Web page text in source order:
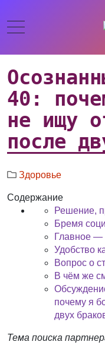
40:
не ищу
после
Здоровье
Содержание
Решение,
Бремя
Главное —
Удобство
Вопрос о
В чём же
почему я
двух
Тема поиска